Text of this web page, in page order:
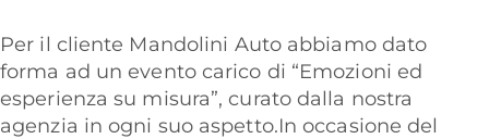
Per il cliente Mandolini Auto abbiamo dato
forma ad un evento carico di “Emozioni ed
esperienza su misura”, curato dalla nostra
agenzia in ogni suo aspetto.In occasione del